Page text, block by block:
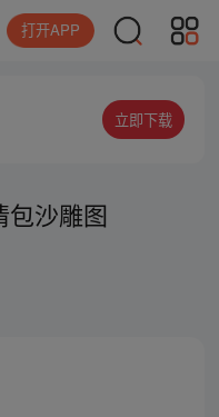
打开APP
立即下载
包沙雕图